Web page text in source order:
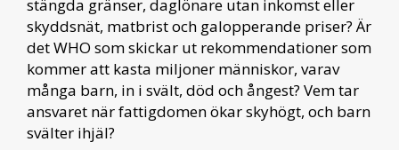
stängda gränser, daglönare utan inkomst eller
skyddsnät, matbrist och galopperande priser? Är
det WHO som skickar ut rekommendationer som
kommer att kasta miljoner människor, varav
många barn, in i svält, död och ångest? Vem tar
ansvaret när fattigdomen ökar skyhögt, och barn
svälter ihjäl?